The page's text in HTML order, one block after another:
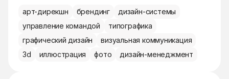
арт-дирекшн брендинг
дизайн-системы
управление командой
типографика
графический дизайн
визуальная коммуникация
3d
иллюстрация фото дизайн-менеджмент